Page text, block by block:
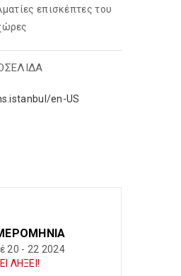
επισκέπτες του
en-US
20 - 22 2024
ΛΗΞΕΙ!